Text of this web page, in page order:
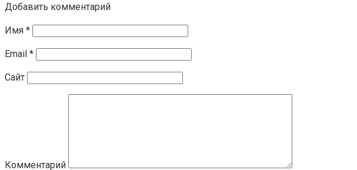
Добавить комментарий
Имя *
Email *
Сайт
Комментарий